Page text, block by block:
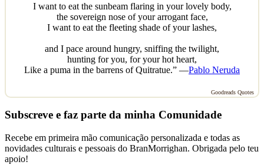
I want to eat the sunbeam flaring in your lovely body,
the sovereign nose of your arrogant face,
I want to eat the fleeting shade of your lashes,
and I pace around hungry, sniffing the twilight,
hunting for you, for your hot heart,
Like a puma in the barrens of Quitratue.” —Pablo Neruda
Goodreads Quotes
Subscreve e faz parte da minha Comunidade
Recebe em primeira mão comunicação personalizada e todas as
novidades culturais e pessoais do BranMorrighan. Obrigada pelo teu
apoio!